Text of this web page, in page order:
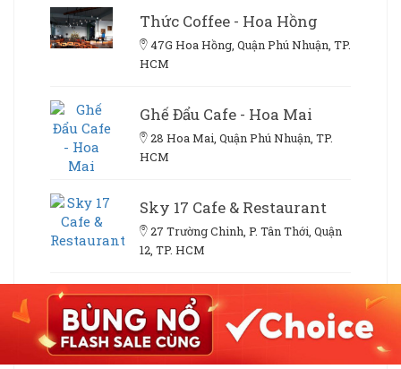
Thức Coffee - Hoa Hồng
47G Hoa Hồng, Quận Phú Nhuận, TP.
HCM
Ghế Đẩu Cafe - Hoa Mai
28 Hoa Mai, Quận Phú Nhuận, TP.
HCM
Sky 17 Cafe & Restaurant
27 Trường Chinh, P. Tân Thới, Quận
12, TP. HCM
Cafe Comma - Cafe Sách &
Boardgame
653 Lê Văn Lương, P. Tân Phong,
Quận 7, TP. HCM